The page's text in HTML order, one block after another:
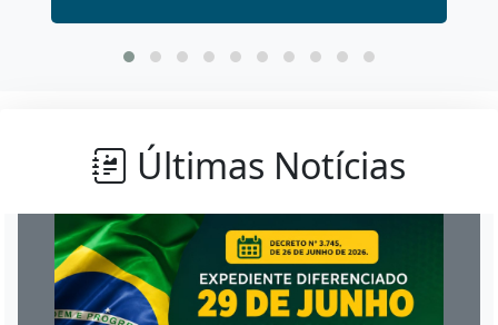
Últimas Notícias